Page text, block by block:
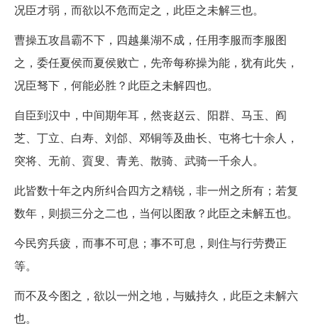
况臣才弱，而欲以不危而定之，此臣之未解三也。
曹操五攻昌霸不下，四越巢湖不成，任用李服而李服图
之，委任夏侯而夏侯败亡，先帝每称操为能，犹有此失，
况臣驽下，何能必胜？此臣之未解四也。
自臣到汉中，中间期年耳，然丧赵云、阳群、马玉、阎
芝、丁立、白寿、刘郃、邓铜等及曲长、屯将七十余人，
突将、无前、賨叟、青羌、散骑、武骑一千余人。
此皆数十年之内所纠合四方之精锐，非一州之所有；若复
数年，则损三分之二也，当何以图敌？此臣之未解五也。
今民穷兵疲，而事不可息；事不可息，则住与行劳费正
等。
而不及今图之，欲以一州之地，与贼持久，此臣之未解六
也。